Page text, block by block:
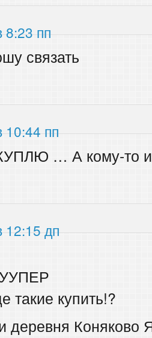
8:23 пп
связать
10:44 пп
… А кому-то и
12:15 дп
такие купить!?
деревня Коняково